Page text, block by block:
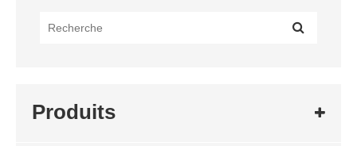
Produits